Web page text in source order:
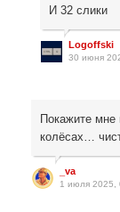
И 32 слики
Logoffski
30 июня
Покажите мне
колёсах…
_va
1 июля 2025,